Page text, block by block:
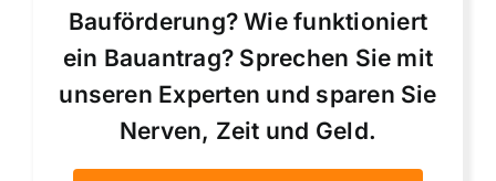
Bauförderung? Wie funktioniert
ein Bauantrag? Sprechen Sie mit
unseren Experten und sparen Sie
Nerven, Zeit und Geld.